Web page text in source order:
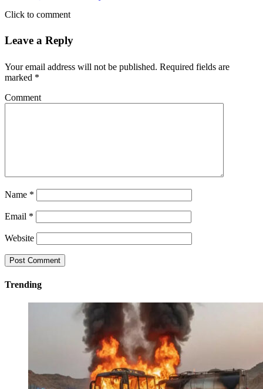
Click to comment
Leave a Reply
Your email address will not be published. Required fields are
marked *
Comment
Name *
Email *
Website
Trending